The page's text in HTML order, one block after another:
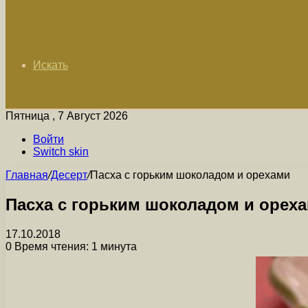
Искать
Пятница , 7 Август 2026
Войти
Switch skin
Главная/Десерт/Пасха с горьким шоколадом и орехами
Пасха с горьким шоколадом и
17.10.2018
0 Время чтения: 1 минута